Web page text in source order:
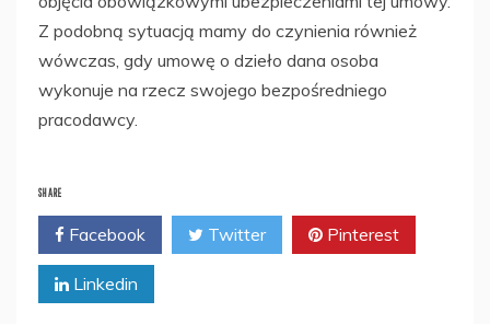
Z podobną sytuacją mamy do czynienia również
wówczas, gdy umowę o dzieło dana osoba
wykonuje na rzecz swojego bezpośredniego
pracodawcy.
SHARE
Facebook Twitter Pinterest
Linkedin